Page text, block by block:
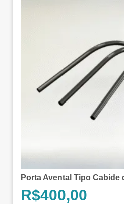
Porta Avental Tipo Cabide
R$400,00